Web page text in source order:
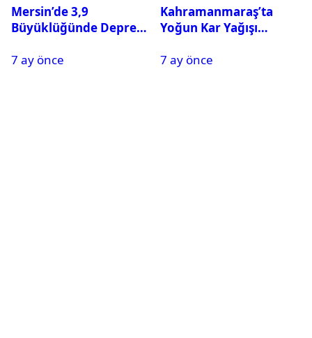
Mersin’de 3,9
Büyüklüğünde Deprem
7 ay önce
Kahramanmaraş’ta
Yoğun Kar Yağışı
Tatil
7 ay önce